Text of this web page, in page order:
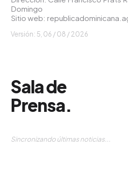
Domingo
Sitio web:
Versión: 5, 06 / 08 / 2026
Sala de
Prensa.
Sincronizando últimas noticias...